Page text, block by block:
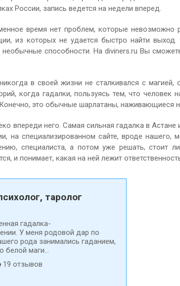
России, запись ведется на недели вперед.
время нет проблем, которые невозможно
из которых не удается быстро найти
способности. На diviners.ru Вы
в своей жизни не сталкивался с
когда гадалки, пользуясь тем, что человек
это обычные шарлатаны, наживающиеся
впереди него. Самая сильная гадалка в Астане
на специализированном сайте, вроде нашего,
специалиста, а потом уже решать, стоит
и понимает, какая на ней лежит
таролог
гадалка-
У меня родовой дар по
рода занимались гаданием,
маги...
19 отзывов